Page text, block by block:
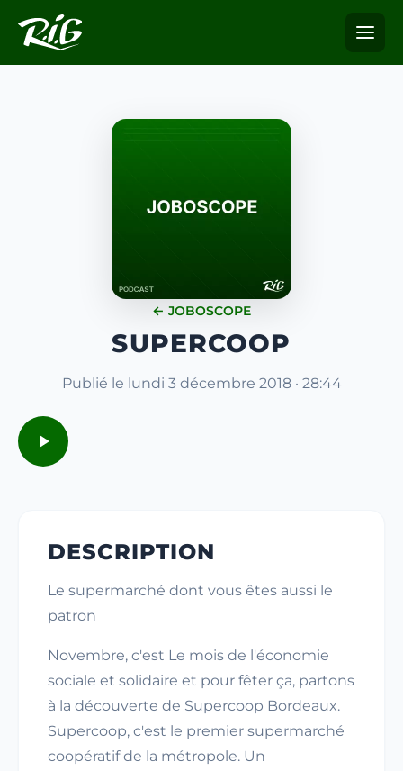
← JOBOSCOPE
SUPERCOOP
Publié le lundi 3 décembre 2018 · 28:44
DESCRIPTION
Le supermarché dont vous êtes aussi le
patron
Novembre, c'est Le mois de l'économie
sociale et solidaire et pour fêter ça, partons
à la découverte de Supercoop Bordeaux.
Supercoop, c'est le premier supermarché
coopératif de la métropole. Un